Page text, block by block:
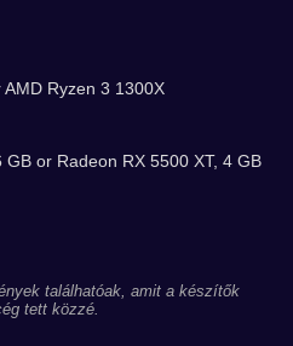
Ryzen 3 1300X
or Radeon RX 5500 XT, 4 GB
találhatóak, amit a készítők
tett közzé.